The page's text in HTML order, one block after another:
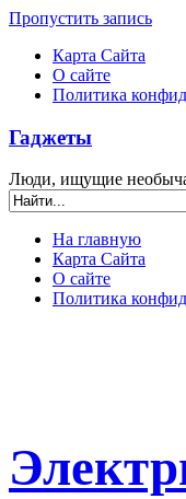
Пропустить запись
Карта Сайта
О сайте
Политика
Гаджеты
Люди, ищущие
На главную
Карта Сайта
О сайте
Политика